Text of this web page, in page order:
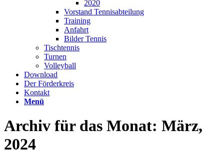
2020
Vorstand Tennisabteilung
Training
Anfahrt
Bilder Tennis
Tischtennis
Turnen
Volleyball
Download
Der Förderkreis
Kontakt
Menü
Archiv für das Monat: März,
2024